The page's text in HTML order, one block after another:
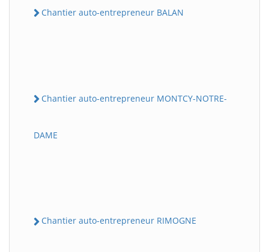
Chantier auto-entrepreneur BALAN
Chantier auto-entrepreneur MONTCY-NOTRE-
DAME
Chantier auto-entrepreneur RIMOGNE